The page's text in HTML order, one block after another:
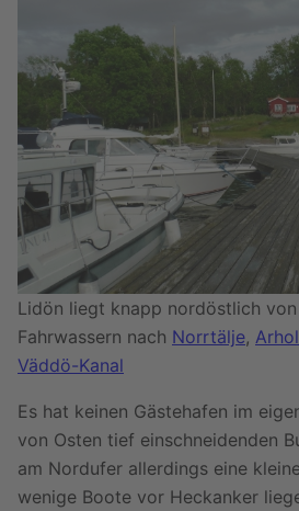
Lidön liegt knapp nordöstlich von
Fahrwassern nach Norrtälje,
Väddö-Kanal
Es hat keinen Gästehafen im
von Osten tief einschneidenden
am Nordufer allerdings eine
wenige Boote vor Heckanker